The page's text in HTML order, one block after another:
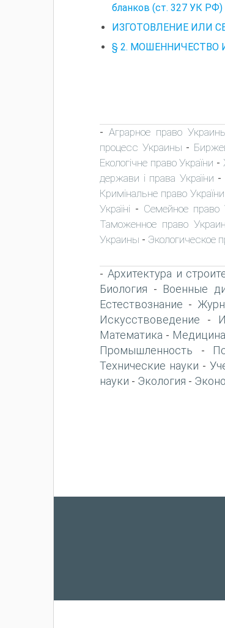
бланков (ст. 327 УК РФ)
ИЗГОТОВЛЕНИЕ ИЛИ
§ 2.
- Аграрное право
процесс Украины -
Екологічне право України -
держави і права України -
Кримінальне право України
Україні - Семейное право
Таможенное право
Украины - Экологическое
- Архитектура и
Биология - Военные
Естествознание -
Искусствоведение -
Математика - Медицина
Промышленность -
Технические науки -
науки - Экология -